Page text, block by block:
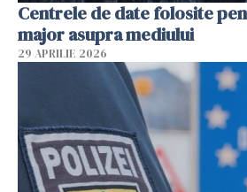
Centrele de date folosite
major asupra mediului
29 APRILIE 2026